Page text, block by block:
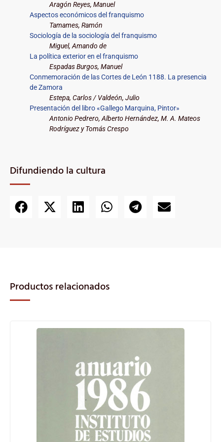
Aragón Reyes, Manuel
Aspectos económicos del franquismo
Tamames, Ramón
Sociología de la sociología del franquismo
Miguel, Amando de
La política exterior en el franquismo
Espadas Burgos, Manuel
Conmemoración de las Cortes de León 1188. La presencia
de Zamora
Estepa, Carlos / Valdeón, Julio
Presentación del libro «Gallego Marquina, Pintor»
Antonio Pedrero, Alberto Hernández, M. A. Mateos
Rodríguez y Tomás Crespo
Difundiendo la cultura
Productos relacionados